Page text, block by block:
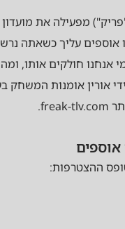
מפעילה את
אוספים עליך כשאתה
אנחנו חולקים אותו,
ההצטרפות: